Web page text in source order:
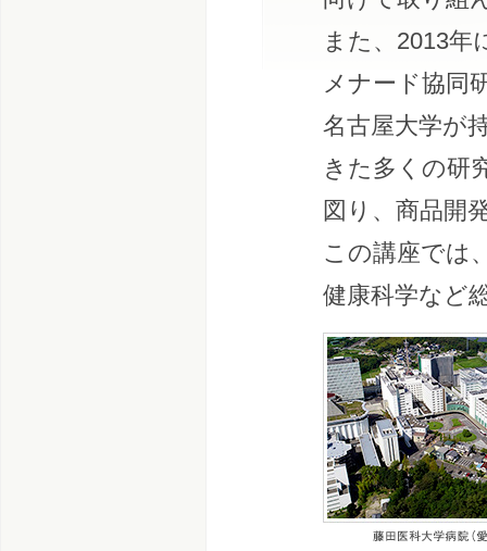
また、2013年
メナード協同
名古屋大学が
きた多くの研
図り、商品開
この講座では
健康科学など